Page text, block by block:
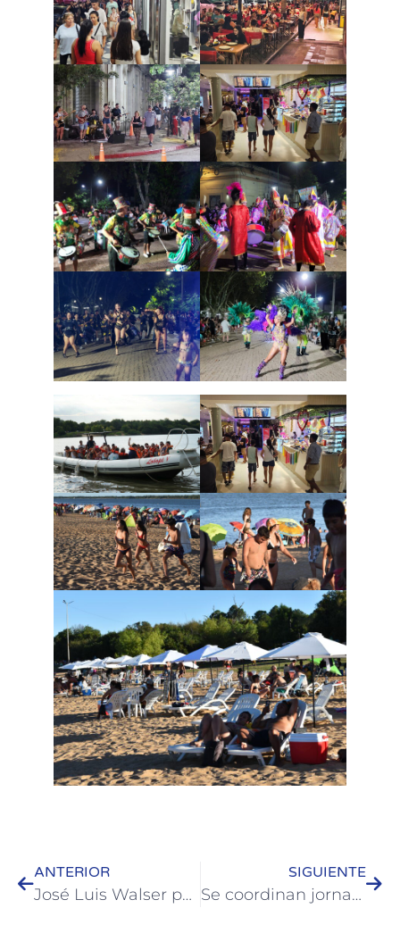
ANTERIOR
José Luis Walser participó de la asunción del presidente de Uruguay
SIGUIENTE
Se coordinan jornadas sobre masculinidades y género con clubes deportivos de Colón